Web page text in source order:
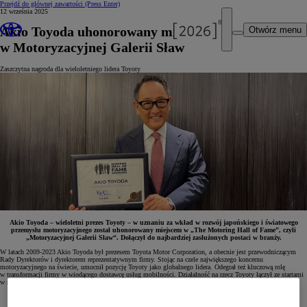
Przejdź do głównej zawartości (Press Enter)
Otwórz menu
12 września 2025
Akio Toyoda uhonorowany miejscem
w Motoryzacyjnej Galerii Sław
Zaszczytna nagroda dla wieloletniego lidera Toyoty
Akio Toyoda – wieloletni prezes Toyoty – w uznaniu za wkład w rozwój japońskiego i światowego
przemysłu motoryzacyjnego został uhonorowany miejscem w „The Motoring Hall of Fame”, czyli
„Motoryzacyjnej Galerii Sław“. Dołączył do najbardziej zasłużonych postaci w branży.
W latach 2009-2023 Akio Toyoda był prezesem Toyota Motor Corporation, a obecnie jest przewodniczącym
Rady Dyrektorów i dyrektorem reprezentatywnym firmy. Stojąc na czele największego koncernu
motoryzacyjnego na świecie, umocnił pozycję Toyoty jako globalnego lidera. Odegrał też kluczową rolę
w transformacji firmy w wiodącego dostawcę usług mobilności. Działalność na rzecz Toyoty łączył ze startami
w rajdach i wyścigach, w których występował pod pseudonimem „Morizo”.